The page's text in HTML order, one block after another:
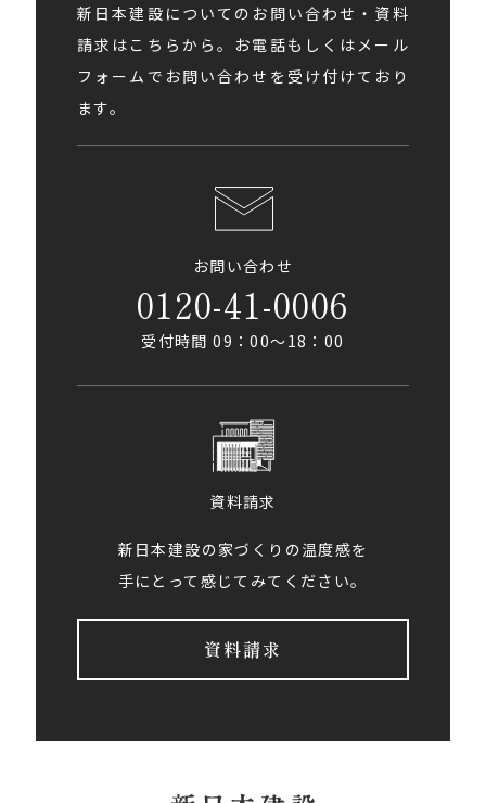
新日本建設についてのお問い合わせ・資料
請求はこちらから。お電話もしくはメール
フォームでお問い合わせを受け付けており
ます。
お問い合わせ
0120-41-0006
受付時間 09：00〜18：00
資料請求
新日本建設の家づくりの温度感を
手にとって感じてみてください。
資料請求